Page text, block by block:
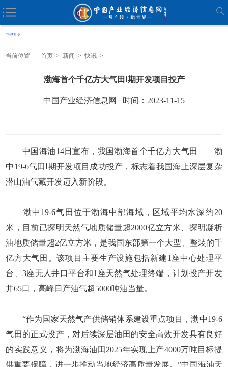
当前位置 首页 > 新闻 > 快讯 >
渤海首个千亿方大气田Ⅰ期开发项目投产
中国产业经济信息网 时间：2023-11-15
中国海油14日宣布，我国渤海首个千亿方大气田——渤
中19-6气田Ⅰ期开发项目成功投产，标志着我国海上深层复杂
潜山油气藏开发迈入新阶段。
渤中19-6气田位于渤海中部海域，区域平均水深约20
米，目前已探明天然气地质储量超2000亿立方米、探明凝析
油地质储量超2亿立方米，是我国东部第一个大型、整装的千
亿方大气田。该项目主要生产设施包括新建1座中心处理平
台、3座无人井口平台和1座天然气处理终端，计划投产开发
井65口，高峰日产油气超5000吨油当量。
“作为国家天然气产供储销体系建设重点项目，渤中19-6
气田的正式投产，对后续深层油田的安全高效开发具有良好
的实践意义，将为渤海油田2025年实现上产4000万吨目标提
供重要保障，进一步推动当地经济高质量发展。”中国海油天